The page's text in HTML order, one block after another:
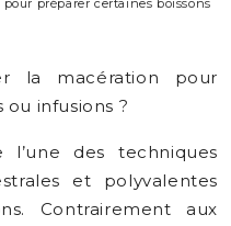
préparer certaines boissons
la macération pour
infusions ?
l’une des techniques
et polyvalentes
Contrairement aux